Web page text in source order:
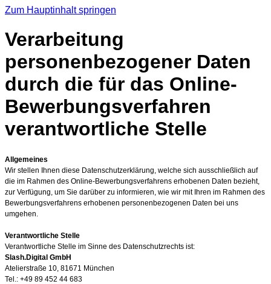
Zum Hauptinhalt springen
Verarbeitung
personenbezogener Daten
durch die für das Online-
Bewerbungsverfahren
verantwortliche Stelle
Allgemeines
Wir stellen Ihnen diese Datenschutzerklärung, welche sich ausschließlich auf
die im Rahmen des Online-Bewerbungsverfahrens erhobenen Daten bezieht,
zur Verfügung, um Sie darüber zu informieren, wie wir mit Ihren im Rahmen des
Bewerbungsverfahrens erhobenen personenbezogenen Daten bei uns
umgehen.
Verantwortliche Stelle
Verantwortliche Stelle im Sinne des Datenschutzrechts ist:
Slash.Digital GmbH
Atelierstraße 10, 81671 München
Tel.: +49 89 452 44 683